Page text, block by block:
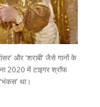
और ‘शराबी’ जैसे गानों के
2020 में टाइगर श्रॉफ
था।